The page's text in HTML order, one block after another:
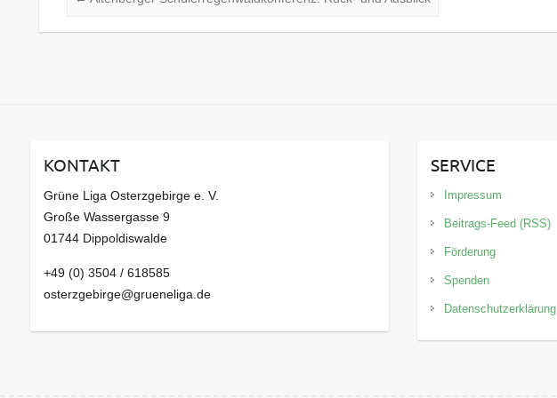
KONTAKT
Grüne Liga Osterzgebirge e. V.
Große Wassergasse 9
01744 Dippoldiswalde
+49 (0) 3504 / 618585
osterzgebirge@grueneliga.de
SERVICE
Impressum
Beitrags-Feed (RSS)
Förderung
Spenden
Datenschutzerklärung